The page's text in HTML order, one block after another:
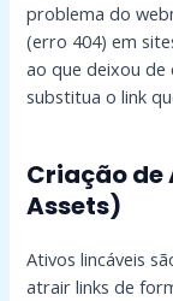
problema do
(erro 404) em
ao que deixou
substitua o link
Criação de
Assets)
Ativos lincáveis
atrair links de